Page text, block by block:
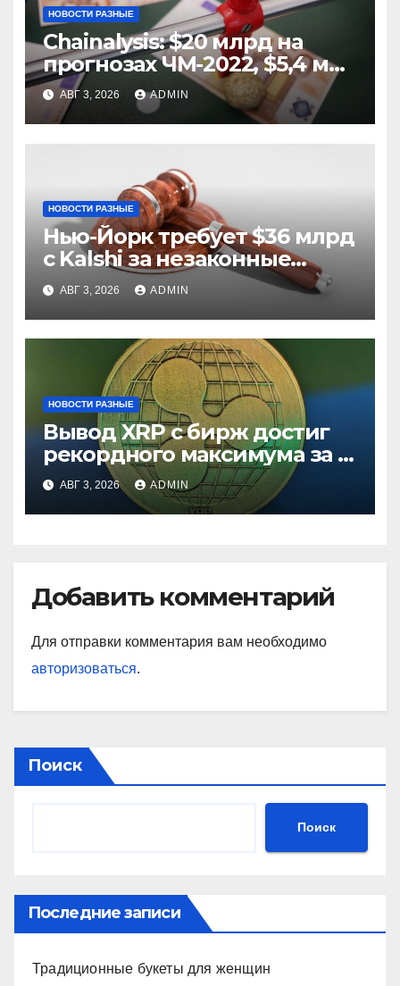
НОВОСТИ РАЗНЫЕ
Chainalysis: $20 млрд на
прогнозах ЧМ-2022, $5,4 млн
из них незаконные
АВГ 3, 2026 ADMIN
НОВОСТИ РАЗНЫЕ
Нью-Йорк требует $36 млрд
с Kalshi за незаконные
ставки
АВГ 3, 2026 ADMIN
НОВОСТИ РАЗНЫЕ
Вывод XRP с бирж достиг
рекордного максимума за 5
летАВГ 3, 2026 ADMIN
Добавить комментарий
Для отправки комментария вам необходимо
авторизоваться.
Поиск
Поиск
Последние записи
Традиционные букеты для женщин